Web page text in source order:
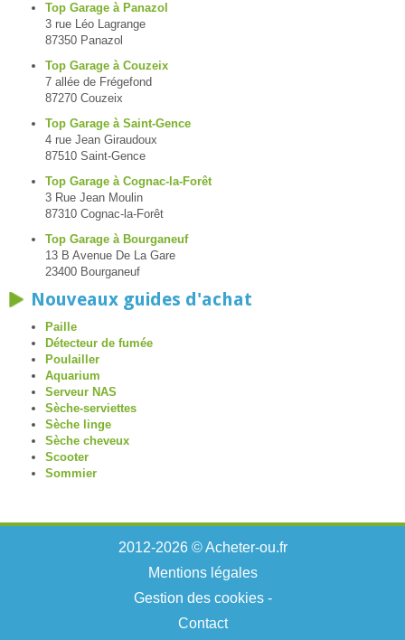
Top Garage à Panazol
3 rue Léo Lagrange
87350 Panazol
Top Garage à Couzeix
7 allée de Frégefond
87270 Couzeix
Top Garage à Saint-Gence
4 rue Jean Giraudoux
87510 Saint-Gence
Top Garage à Cognac-la-Forêt
3 Rue Jean Moulin
87310 Cognac-la-Forêt
Top Garage à Bourganeuf
13 B Avenue De La Gare
23400 Bourganeuf
Nouveaux guides d'achat
Paille
Détecteur de fumée
Poulailler
Aquarium
Serveur NAS
Sèche-serviettes
Sèche linge
Sèche cheveux
Scooter
Sommier
2012-2026 © Acheter-ou.fr
Mentions légales
Gestion des cookies-
Contact